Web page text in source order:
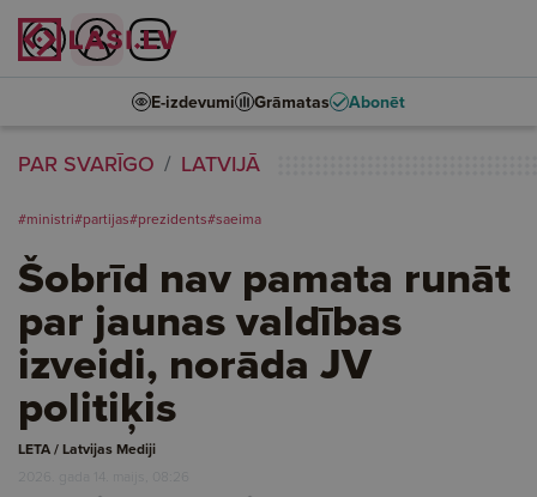
E-izdevumi Grāmatas Abonēt
PAR SVARĪGO LATVIJĀ
#ministri#partijas#prezidents#saeima
Šobrīd nav pamata runāt
par jaunas valdības
izveidi, norāda JV
politiķis
LETA / Latvijas Mediji
2026. gada 14. maijs, 08:26